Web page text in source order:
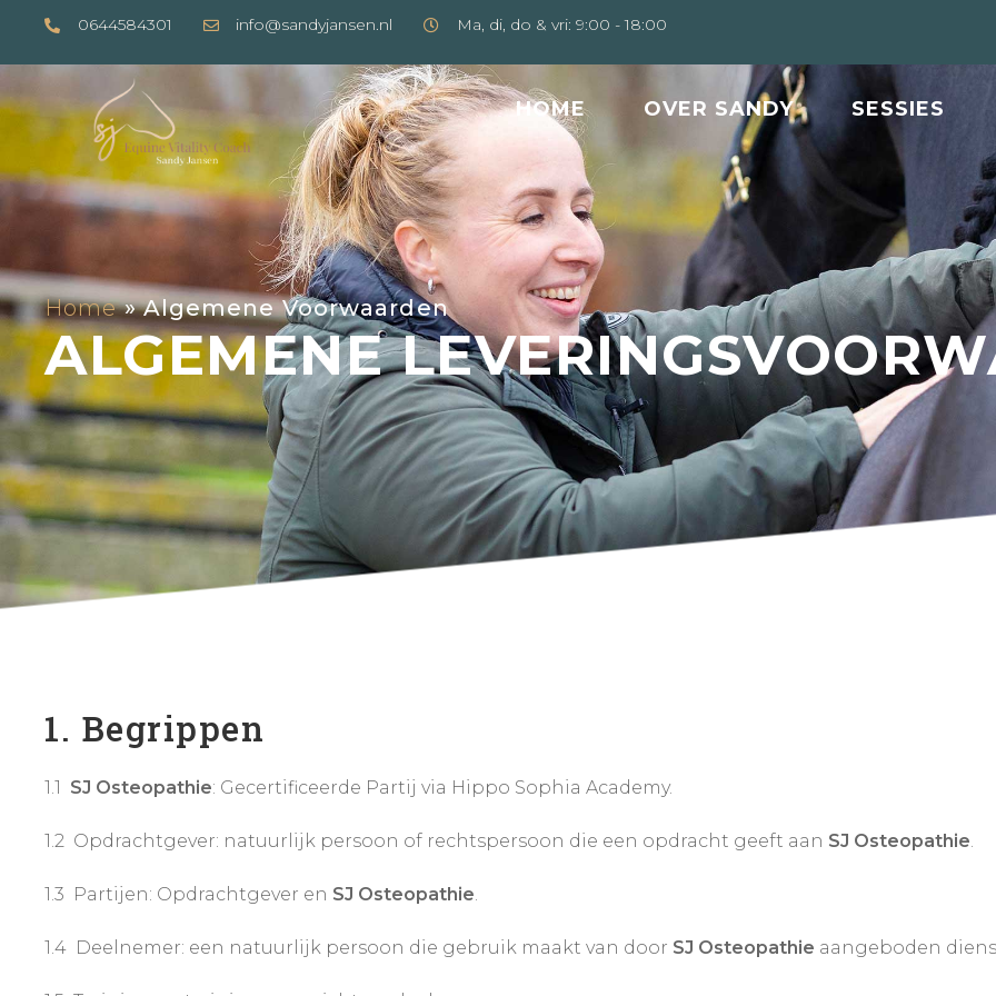
0644584301 info@sandyjansen.nl Ma, di, do & vri: 9:00 - 18:00
HOME OVER SANDY SESSIES
Home»Algemene Voorwaarden
ALGEMENE
1. Begrippen
1.1 SJ Osteopathie: Gecertificeerde Partij via Hippo Sophia Academy.
1.2 Opdrachtgever: natuurlijk persoon of rechtspersoon die een opdracht geeft aan SJ Osteopathie
1.3 Partijen: Opdrachtgever en SJ Osteopathie
1.4 Deelnemer: een natuurlijk persoon die gebruik maakt van door SJ Osteopathie aangeboden